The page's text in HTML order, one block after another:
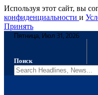
Используя этот сайт, вы
конфиденциальности и
Принять
Пятница, Июл 31, 2026
Поиск